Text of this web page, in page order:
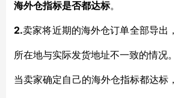
海外仓指标是否都达标。
2.卖家将近期的海外仓订单全部导出
所在地与实际发货地址不一致的情况。
当卖家确定自己的海外仓指标都达标